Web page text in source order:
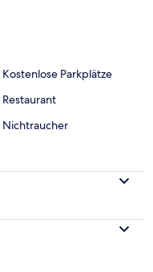
Kostenlose Parkplätze
Restaurant
Nichtraucher